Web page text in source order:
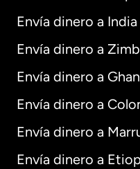
Envía dinero a India
Envía dinero a
Envía dinero a
Envía dinero a
Envía dinero a
Envía dinero a